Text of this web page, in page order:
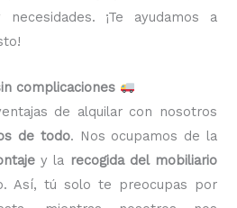
¡Te ayudamos a
complicaciones
de alquilar con nosotros
de todo. Nos ocupamos de la
y la recogida del mobiliario
Así, tú solo te preocupas por